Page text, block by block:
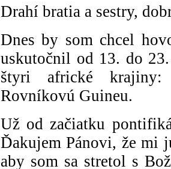
Drahí bratia a sestry,
Dnes by som chcel
uskutočnil od 13. do
štyri africké
Rovníkovú Guineu.
Už od začiatku
Ďakujem Pánovi, že mi
aby som sa stretol s